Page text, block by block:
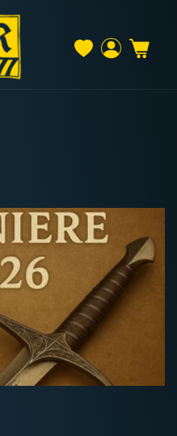
Warenkorb
€
200 €
Versand
(z. B. Schweiz)